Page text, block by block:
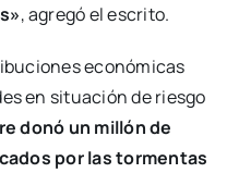
, agregó el escrito.
económicas
en situación de riesgo
donó un millón de
por las tormentas